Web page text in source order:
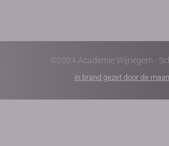
©2024 Academie Wijnegem -
in brand gezet door de